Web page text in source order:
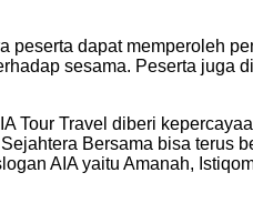
dapat memperoleh
sesama. Peserta juga
Tour Travel diberi
Bersama bisa terus
AIA yaitu Amanah,